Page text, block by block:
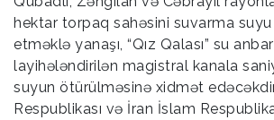
hektar torpaq sahəsini suvarma
etməklə yanaşı, “Qız Qalası” su
layihələndirilən magistral kanala
suyun ötürülməsinə xidmət
Respublikası və İran İslam